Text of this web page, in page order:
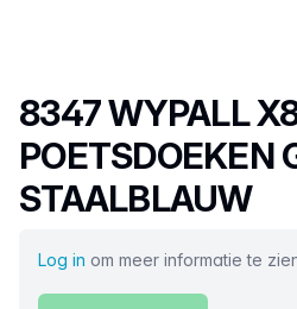
Productnaam
8347 WYPALL
POETSDOEKEN
STAALBLAUW
Log in om meer informatie te